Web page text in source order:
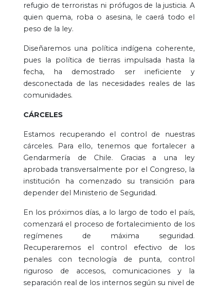
refugio de terroristas ni prófugos de la justicia. A
quien quema, roba o asesina, le caerá todo el
peso de la ley.
Diseñaremos una política indígena coherente,
pues la política de tierras impulsada hasta la
fecha, ha demostrado ser ineficiente y
desconectada de las necesidades reales de las
comunidades.
CÁRCELES
Estamos recuperando el control de nuestras
cárceles. Para ello, tenemos que fortalecer a
Gendarmería de Chile. Gracias a una ley
aprobada transversalmente por el Congreso, la
institución ha comenzado su transición para
depender del Ministerio de Seguridad.
En los próximos días, a lo largo de todo el país,
comenzará el proceso de fortalecimiento de los
regímenes de máxima seguridad.
Recuperaremos el control efectivo de los
penales con tecnología de punta, control
riguroso de accesos, comunicaciones y la
separación real de los internos según su nivel de